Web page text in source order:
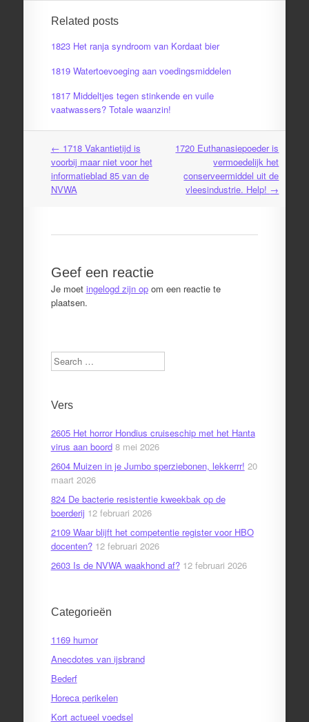
Related posts
1823 Het ranja syndroom van Kordaat bier
1819 Watertoevoeging aan voedingsmiddelen
1817 Middeltjes tegen stinkende en vuile
vaatwassers? Totale waanzin!
Post
navigation
← 1718 Vakantietijd is
voorbij maar niet voor het
informatieblad 85 van de
NVWA
1720 Euthanasiepoeder is
vermoedelijk het
conserveermiddel uit de
vleesindustrie. Help! →
Geef een reactie
Je moet ingelogd zijn opom een reactie te
plaatsen.
Search
Vers
2605 Het horror Hondius cruiseschip met het Hanta
virus aan boord 8 mei 2026
2604 Muizen in je Jumbo sperziebonen, lekkerrr! 20
maart 2026
824 De bacterie resistentie kweekbak op de
boerderij 12 februari 2026
2109 Waar blijft het competentie register voor HBO
docenten? 12 februari 2026
2603 Is de NVWA waakhond af? 12 februari 2026
Categorieën
1169 humor
Anecdotes van ijsbrand
Bederf
Horeca perikelen
Kort actueel voedsel